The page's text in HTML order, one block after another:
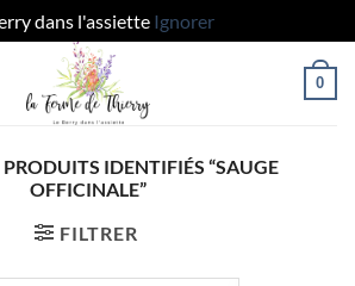
dans l'assiette Ignorer
0
PRODUITS IDENTIFIÉS “SAUGE
OFFICINALE”
FILTRER